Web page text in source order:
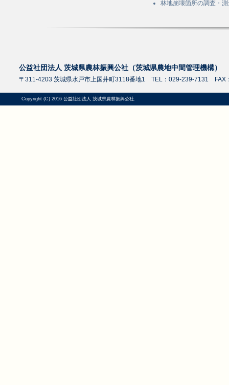
林地崩壊箇所の調査・
公益社団法人 茨城県農林振興公社（茨城県農地中間管理機構）
〒311-4203 茨城県水戸市上国井町3118番地1 TEL：029-239-7131 FAX
Copyright (C) 2016 公益社団法人 茨城県農林振興公社.